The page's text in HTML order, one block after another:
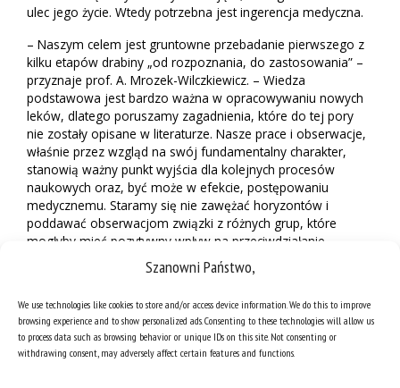
Szanowni Państwo,
We use technologies like cookies to store and/or access device information. We do this to improve
browsing experience and to show personalized ads. Consenting to these technologies will allow us
to process data such as browsing behavior or unique IDs on this site. Not consenting or
withdrawing consent, may adversely affect certain features and functions.
ulec jego życie. Wtedy potrzebna jest ingerencja medyczna.
– Naszym celem jest gruntowne przebadanie pierwszego z
kilku etapów drabiny „od rozpoznania, do zastosowania” –
przyznaje prof. A. Mrozek-Wilczkiewicz. – Wiedza
podstawowa jest bardzo ważna w opracowywaniu nowych
leków, dlatego poruszamy zagadnienia, które do tej pory
nie zostały opisane w literaturze. Nasze prace i obserwacje,
właśnie przez wzgląd na swój fundamentalny charakter,
stanowią ważny punkt wyjścia dla kolejnych procesów
naukowych oraz, być może w efekcie, postępowaniu
medycznemu. Staramy się nie zawężać horyzontów i
poddawać obserwacjom związki z różnych grup, które
mogłyby mieć pozytywny wpływ na przeciwdziałanie
nowotworom, począwszy od witamin, poprzez całkiem
nowe pochodne, aż po analogi znanych leków stosowanych
komórkach ludzkich, dlatego koszty przeznaczane na takie
analizy są bardzo wysokie. Dzięki konkursowi „Swoboda
badań” jesteśmy w stanie cały czas je prowadzić i samemu